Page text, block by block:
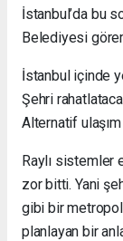
İstanbul’da bu
Belediyesi
İstanbul içinde
Şehri
Alternatif
Raylı sistemler
zor bitti. Yani
gibi bir
planlayan bir